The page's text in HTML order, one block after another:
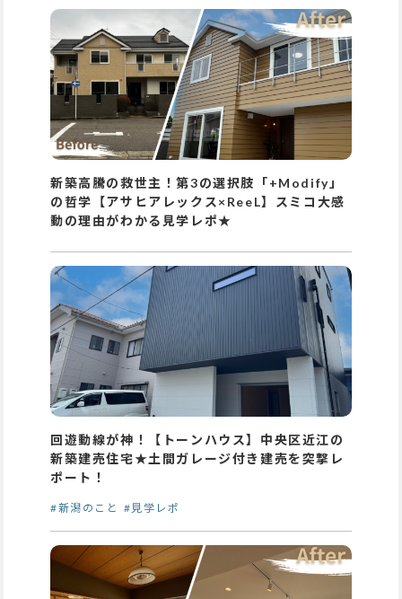
新築高騰の救世主！第3の選択肢「+Modify」
の哲学【アサヒアレックス×ReeL】スミコ大感
動の理由がわかる見学レポ★
回遊動線が神！【トーンハウス】中央区近江の
新築建売住宅★土間ガレージ付き建売を突撃レ
ポート！
#新潟のこと #見学レポ